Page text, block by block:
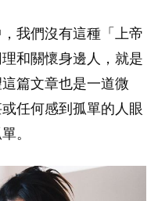
我們沒有這種「上帝
和關懷身邊人，就是
篇文章也是一道微
任何感到孤單的人眼
。